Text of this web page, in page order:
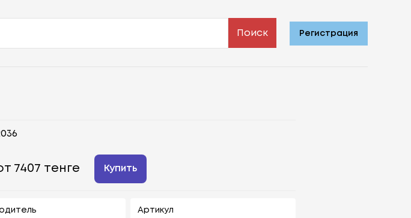
Поиск Регистрация
7407 тенге Купить
Артикул